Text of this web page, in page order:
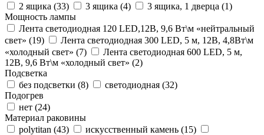
2 ящика (33) 3 ящика (4) 3 ящика, 1 дверца (1)
Мощность лампы
Лента светодиодная 120 LED,12В, 9,6 Вт\м «нейтральный
свет» (19)
Лента светодиодная 300 LED, 5 м, 12В, 4,8Вт\м
«холодный свет» (7)
Лента светодиодная 600 LED, 5 м,
12В, 9,6 Вт\м «холодный свет» (2)
Подсветка
без подсветки (8) светодиодная (32)
Подогрев
нет (24)
Материал раковины
polytitan (43) искусственный камень (15)